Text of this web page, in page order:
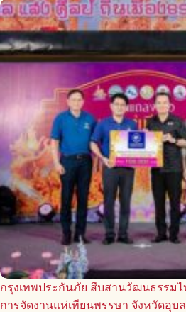
กรุงเทพประกันภัย สืบสานวัฒนธรรม
การจัดงานแห่เทียนพรรษา จังหวัดอุบ